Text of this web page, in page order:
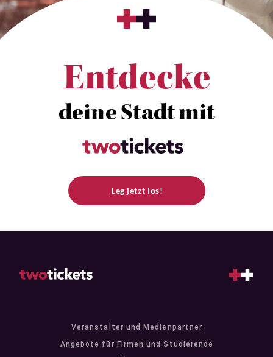
Entdecke
deine Stadt mit
Leg jetzt los!
Veranstalter und Medienpartner
Angebote für Firmen und Studierende